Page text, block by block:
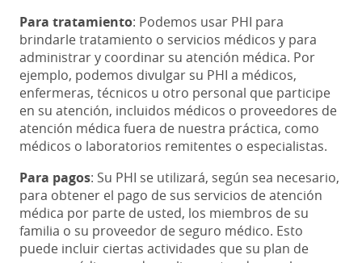
Para tratamiento: Podemos usar PHI para
brindarle tratamiento o servicios médicos y para
administrar y coordinar su atención médica. Por
ejemplo, podemos divulgar su PHI a médicos,
enfermeras, técnicos u otro personal que participe
en su atención, incluidos médicos o proveedores de
atención médica fuera de nuestra práctica, como
médicos o laboratorios remitentes o especialistas.
Para pagos: Su PHI se utilizará, según sea necesario,
para obtener el pago de sus servicios de atención
médica por parte de usted, los miembros de su
familia o su proveedor de seguro médico. Esto
puede incluir ciertas actividades que su plan de